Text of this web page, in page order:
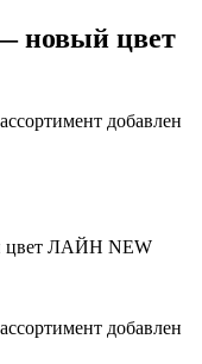
новый цвет
добавлен
цвет ЛАЙН NEW
добавлен